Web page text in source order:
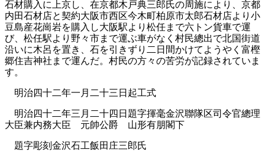
石材購入に上京し、在京都木戸典三郎氏の周施により、京都
内田石材店と契約大阪市西区今木町柏原市太郎石材店より小
豆島産花崗岩を購入し大阪駅より松任まで六トン貨車で運
び、松任駅より野々市まで運ぶ車がなく村民總出で北国街道
沿いに木呂を置き、石を引きずり二日間かけてようやく富樫
郷住吉神社まで運んだ。村民の方々の苦労が記録されていま
す。
明治四十二年一月二十三日起工式
明治四十二年三月二十四日題字揮毫金沢聯隊区司令官總理
大臣兼内務大臣 元帥公爵 山形有朋閣下
題字彫刻金沢石工飯田庄三郎氏